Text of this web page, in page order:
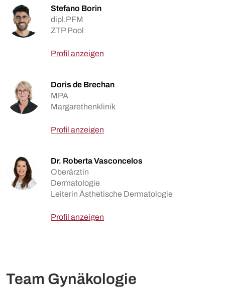
Stefano Borin
dipl.PFM
ZTP Pool
Profil anzeigen
Doris de Brechan
MPA
Margarethenklinik
Profil anzeigen
Dr. Roberta Vasconcelos
Oberärztin
Dermatologie
Leiterin Ästhetische Dermatologie
Profil anzeigen
Team Gynäkologie